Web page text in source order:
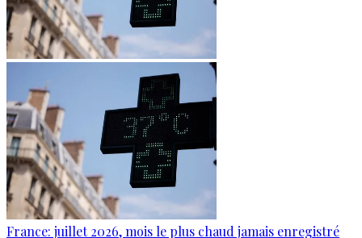
France: juillet 2026, mois le plus chaud jamais enregistré